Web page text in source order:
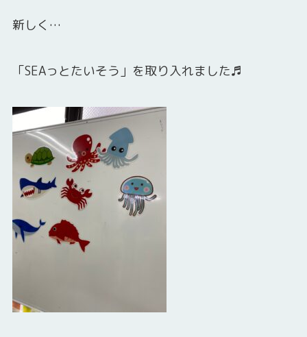
新しく…
「SEAっとたいそう」を取り入れました♬